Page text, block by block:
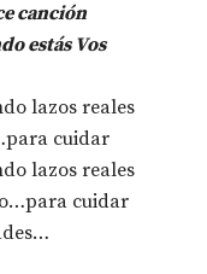
canción
estás Vos
lazos reales
cuidar
lazos reales
cuidar